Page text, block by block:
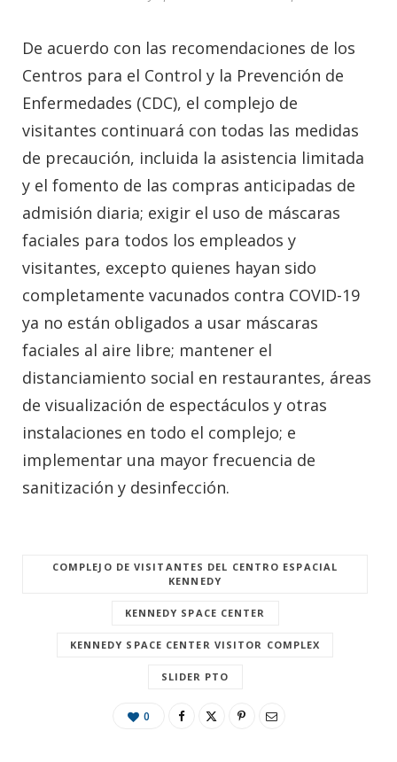
De acuerdo con las recomendaciones de los
Centros para el Control y la Prevención de
Enfermedades (CDC), el complejo de
visitantes continuará con todas las medidas
de precaución, incluida la asistencia limitada
y el fomento de las compras anticipadas de
admisión diaria; exigir el uso de máscaras
faciales para todos los empleados y
visitantes, excepto quienes hayan sido
completamente vacunados contra COVID-19
ya no están obligados a usar máscaras
faciales al aire libre; mantener el
distanciamiento social en restaurantes, áreas
de visualización de espectáculos y otras
instalaciones en todo el complejo; e
implementar una mayor frecuencia de
sanitización y desinfección.
COMPLEJO DE VISITANTES DEL CENTRO ESPACIAL
KENNEDY
KENNEDY SPACE CENTER
KENNEDY SPACE CENTER VISITOR COMPLEX
SLIDER PTO
0